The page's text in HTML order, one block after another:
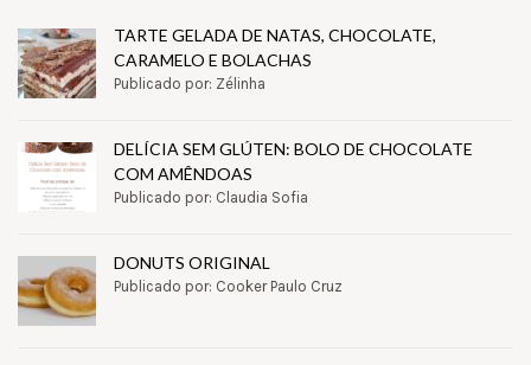
TARTE GELADA DE NATAS, CHOCOLATE,
CARAMELO E BOLACHAS
Publicado por: Zélinha
DELÍCIA SEM GLÚTEN: BOLO DE CHOCOLATE
COM AMÊNDOAS
Publicado por: Claudia Sofia
DONUTS ORIGINAL
Publicado por: Cooker Paulo Cruz